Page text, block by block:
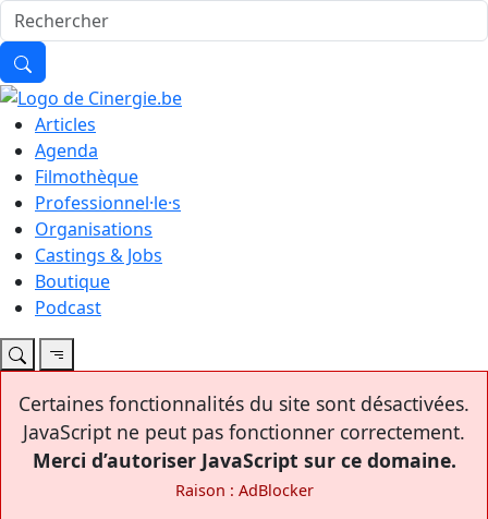
Articles
Agenda
Filmothèque
Professionnel·le·s
Organisations
Castings & Jobs
Boutique
Podcast
Certaines fonctionnalités du site sont désactivées.
JavaScript ne peut pas fonctionner correctement.
Merci d’autoriser JavaScript sur ce domaine.
Raison : AdBlocker